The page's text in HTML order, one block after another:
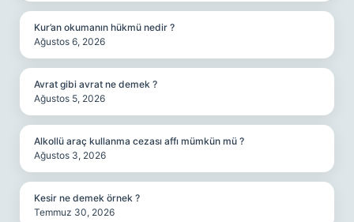
Kur’an okumanın hükmü nedir ?
Ağustos 6, 2026
Avrat gibi avrat ne demek ?
Ağustos 5, 2026
Alkollü araç kullanma cezası affı mümkün mü ?
Ağustos 3, 2026
Kesir ne demek örnek ?
Temmuz 30, 2026